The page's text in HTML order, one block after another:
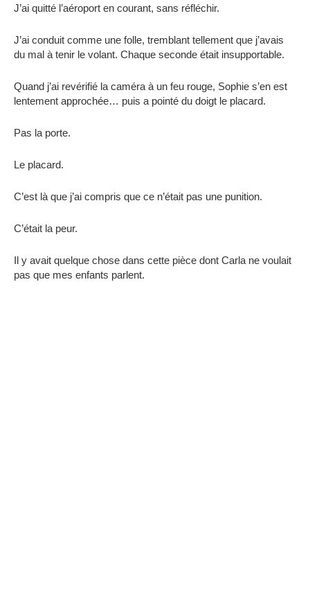
J’ai quitté l’aéroport en courant, sans réfléchir.
J’ai conduit comme une folle, tremblant tellement que j’avais
du mal à tenir le volant. Chaque seconde était insupportable.
Quand j’ai revérifié la caméra à un feu rouge, Sophie s’en est
lentement approchée… puis a pointé du doigt le placard.
Pas la porte.
Le placard.
C’est là que j’ai compris que ce n’était pas une punition.
C’était la peur.
Il y avait quelque chose dans cette pièce dont Carla ne voulait
pas que mes enfants parlent.